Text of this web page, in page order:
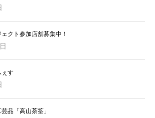
クト参加店舗募集中！
ぇす
品「高山茶筌」